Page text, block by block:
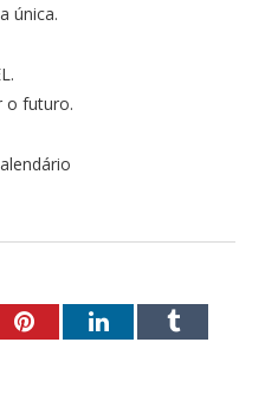
única.
o futuro.
PinterestLinkedInTumblr